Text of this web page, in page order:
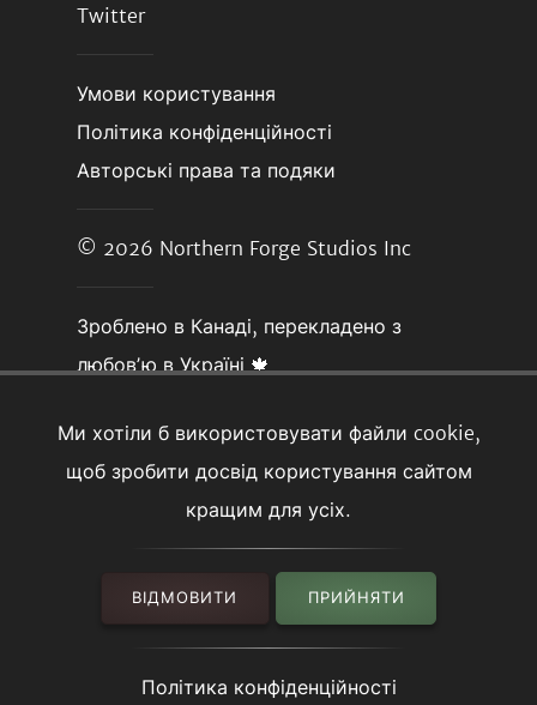
Ми хотіли б використовувати файли cookie,
щоб зробити досвід користування сайтом
кращим для усіх.
ВІДМОВИТИ ПРИЙНЯТИ
Політика конфіденційності
Twitter
Умови користування
Політика конфіденційності
Авторські права та подяки
© 2026 Northern Forge Studios Inc
Зроблено в Канаді, перекладено з
любовʼю в Україні 🍁